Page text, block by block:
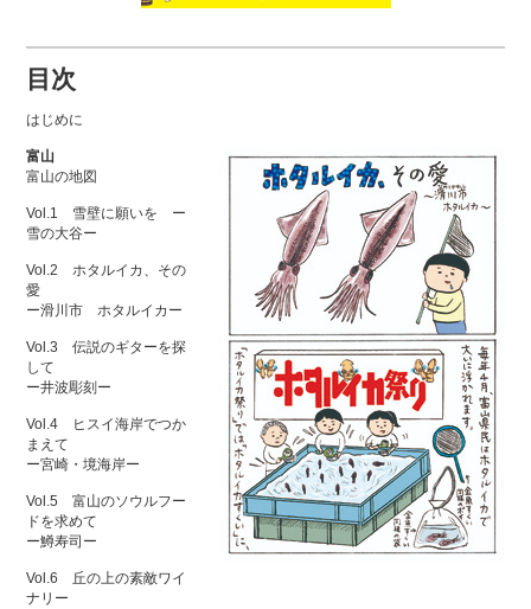
目次
はじめに
富山
富山の地図
Vol.1 雪壁に願いを ー
雪の大谷ー
Vol.2 ホタルイカ、その
愛
ー滑川市 ホタルイカー
Vol.3 伝説のギターを探
して
ー井波彫刻ー
Vol.4 ヒスイ海岸でつか
まえて
ー宮崎・境海岸ー
Vol.5 富山のソウルフー
ドを求めて
ー鱒寿司ー
Vol.6 丘の上の素敵ワイ
ナリー